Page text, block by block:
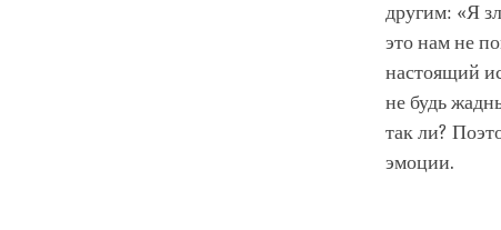
другим: «Я
это нам не
настоящий
не будь
так ли?
эмоции.